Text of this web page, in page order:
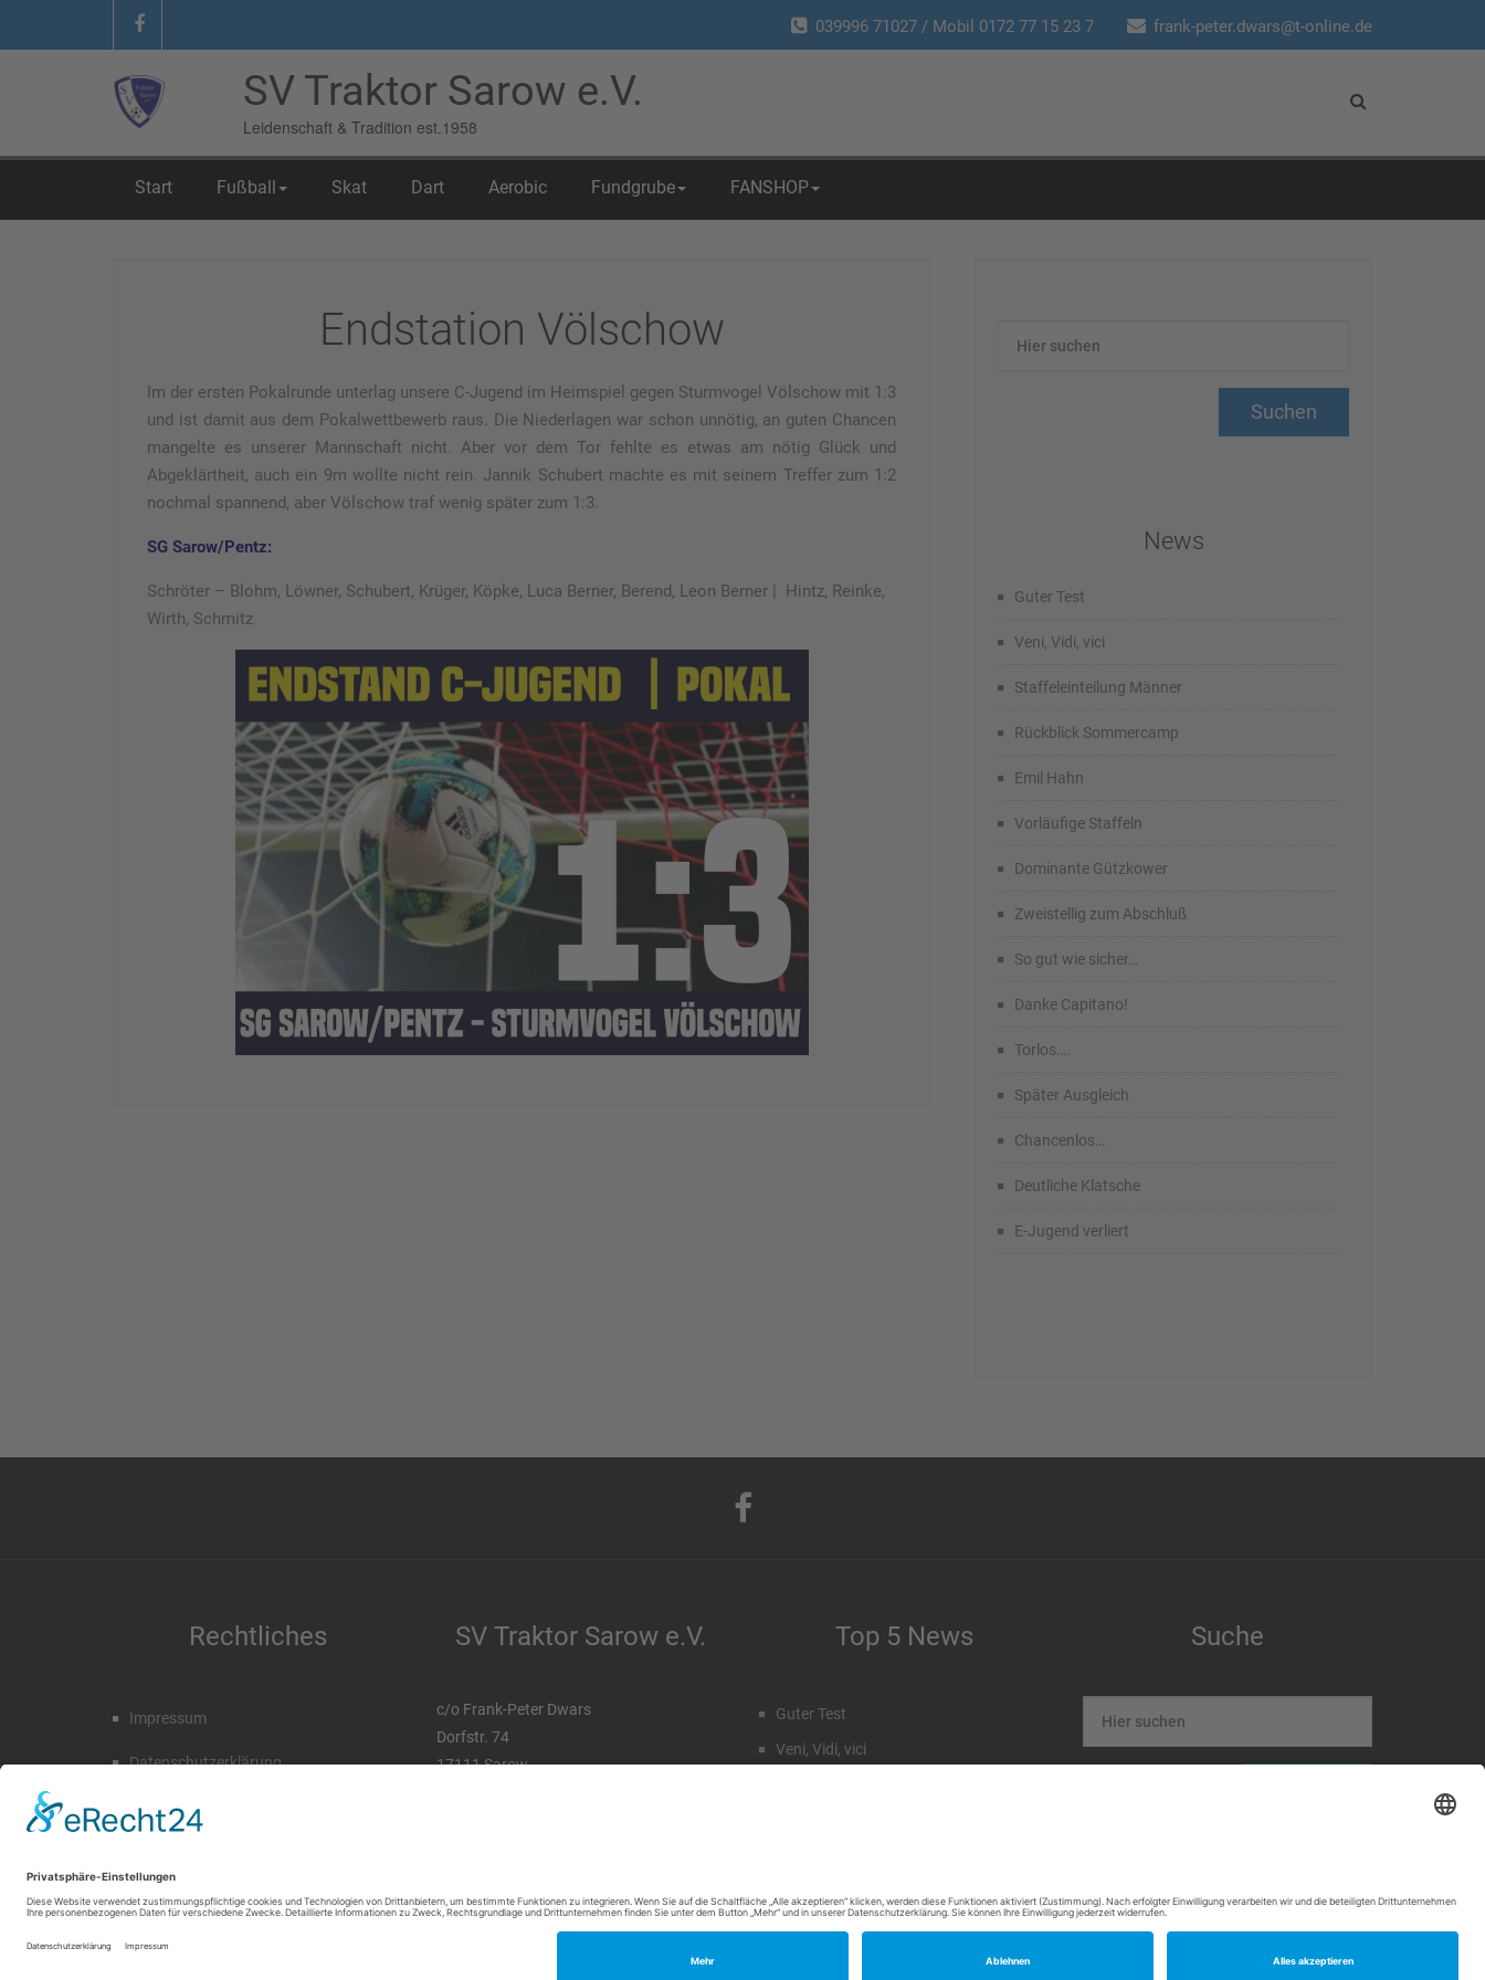
039996 71027 / Mobil 0172 77 15 23 7 frank-peter.dwars@t-online.de
SV Traktor Sarow e.V.
Leidenschaft & Tradition est.1958
Start Fußball Skat Dart Aerobic Fundgrube FANSHOP
Home/ Berichte/ Endstation Völschow
Endstation Völschow
Im der ersten Pokalrunde unterlag unsere C-Jugend im Heimspiel gegen Sturmvogel Völschow mit 1:3
und ist damit aus dem Pokalwettbewerb raus. Die Niederlagen war schon unnötig, an guten Chancen
mangelte es unserer Mannschaft nicht. Aber vor dem Tor fehlte es etwas am nötig Glück und
Abgeklärtheit, auch ein 9m wollte nicht rein. Jannik Schubert machte es mit seinem Treffer zum 1:2
nochmal spannend, aber Völschow traf wenig später zum 1:3.
SG Sarow/Pentz:
Schröter – Blohm, Löwner, Schubert, Krüger, Köpke, Luca Berner, Berend, Leon Berner | Hintz, Reinke,
Wirth, Schmitz
News
Guter Test
Veni, Vidi, vici
Staffeleinteilung Männer
Rückblick Sommercamp
Emil Hahn
Vorläufige Staffeln
Dominante Gützkower
Zweistellig zum Abschluß
So gut wie sicher…
Danke Capitano!
Torlos….
Später Ausgleich
Chancenlos…
Deutliche Klatsche
E-Jugend verliert
Rechtliches
Impressum
Datenschutzerklärung
SV Traktor Sarow e.V.
c/o Frank-Peter Dwars
Dorfstr. 74
17111 Sarow
Top 5 News
Guter Test
Veni, Vidi, vici
Suche